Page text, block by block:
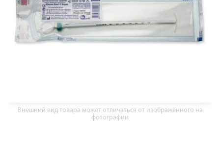
Внешний вид товара может отличаться от изображённого на
фотографии